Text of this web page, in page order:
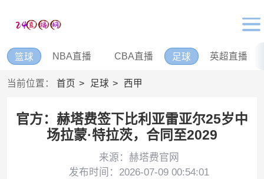
篮球 NBA直播 CBA直播 足球 英超直播
当前位置： 首页 足球 西甲
官方：赫塔费签下比利亚雷亚尔25岁中
场拉蒙·特拉茨，合同至2029
来源：赫塔费官网
发布时间：2026-07-09 00:54:01